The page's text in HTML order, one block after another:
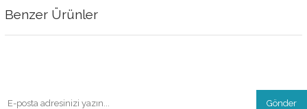
Benzer Ürünler
Gönder